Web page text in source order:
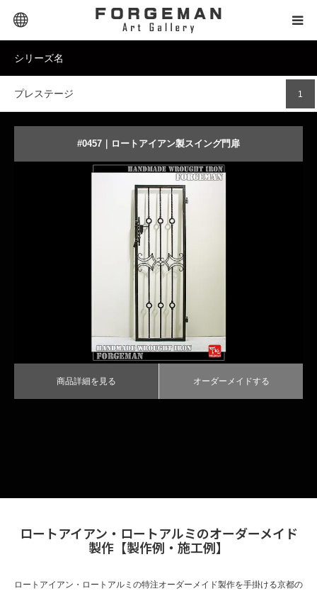
シリーズ名
1
プレステージ
#0457｜ロートアイアン製スイング門扉
高品質なラフ仕上げのアイアン門扉
オーダーメイドする
商品詳細を見る オーダーメイドする
ロートアイアン・ロートアルミのオーダーメイド
製作【製作例・施工例】
ロートアイアン・ロートアルミの特注オーダーメイド製作を手掛ける京都の
SELECTOR｜セレクター
PRODUCT｜商品タイプ
PRICE｜価格帯
DESIGN｜デザイン名
TECH｜技術サイト